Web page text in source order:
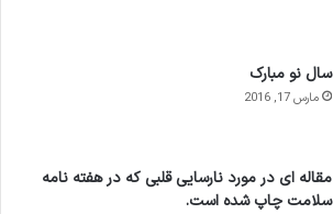
سال نو مبارک
مارس 17, 2016
مقاله ای در مورد نارسایی قلبی که در هفته نامه
سلامت چاپ شده است.